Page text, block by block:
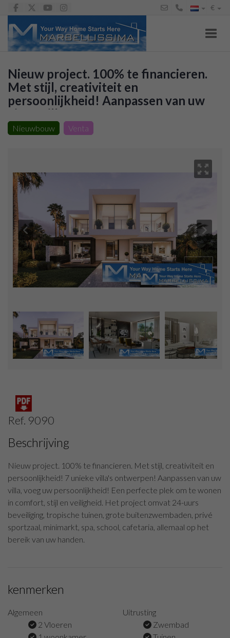
€
Nieuw project. 100% te financieren.
Met stijl, creativiteit en
persoonlijkheid! Aanpassen van uw
eigen villa!
Villa te koop in Nueva Atalaya (Estepona)
Nieuwbouw Venta
Ref. 9090
Beschrijving
Nieuw project. 100% te financieren. Met stijl, creativiteit en
persoonlijkheid! 7 unieke villa's ontwerpen! Aanpassen van uw
villa, voeg uw persoonlijkheid! Een perfecte plek om te wonen
in comfort, stijl en veiligheid. Het project omvat 24-uurs
beveiliging, tropische tuinen, grote buitenzwembaden, privé
sportzaal, minimarkt, spa, school, cafetaria, allemaal op het
bereik van uw handen.
kenmerken
Algemeen
2 Vloeren
Uitrusting
Zwembad